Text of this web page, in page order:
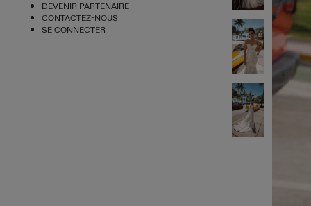
DEVENIR PARTENAIRE
CONTACTEZ-NOUS
SE CONNECTER